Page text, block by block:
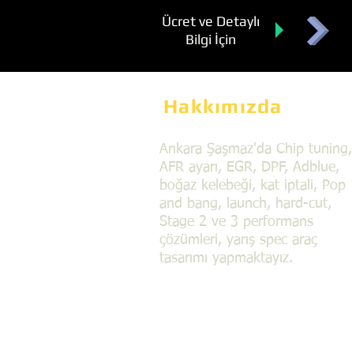
Ücret ve Detaylı
Bilgi İçin
Hakkımızda
Ankara Şaşmaz'da Chip tuning,
AFR ayarı, EGR, DPF, Adblue,
boğaz kelebeği, kat iptali, Pop
and bang, launch, hard-cut,
Stage 2 ve 3 performans
çözümleri, yarış spec araç
tasarımı yapmaktayız.